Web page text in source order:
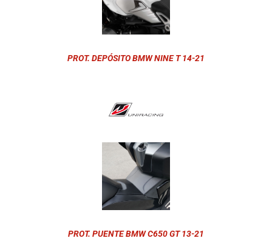
PROT. DEPÓSITO BMW NINE T 14-21
PROT. PUENTE BMW C650 GT 13-21